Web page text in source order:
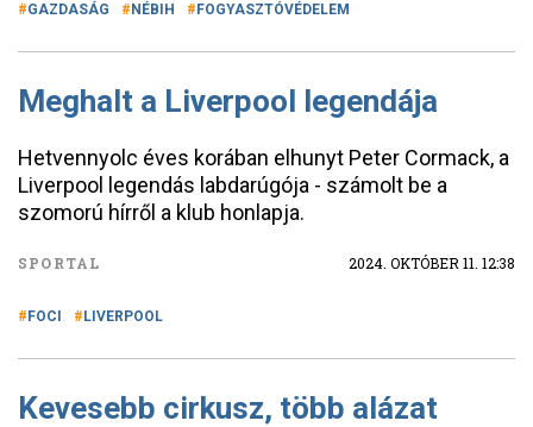
GAZDASÁG NÉBIH FOGYASZTÓVÉDELEM
Meghalt a Liverpool legendája
Hetvennyolc éves korában elhunyt Peter Cormack, a
Liverpool legendás labdarúgója - számolt be a
szomorú hírről a klub honlapja.
SPORTAL 2024. OKTÓBER 11. 12:38
FOCI LIVERPOOL
Kevesebb cirkusz, több alázat